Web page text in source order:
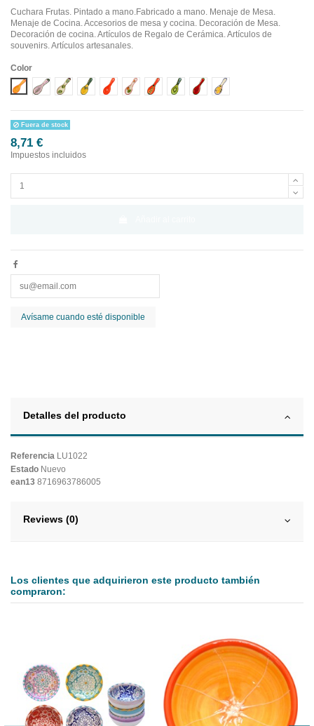
Cuchara Frutas. Pintado a mano.Fabricado a mano. Menaje de Mesa.
Menaje de Cocina. Accesorios de mesa y cocina. Decoración de Mesa.
Decoración de cocina. Artículos de Regalo de Cerámica. Artículos de
souvenirs. Artículos artesanales.
Color
Diseño 1Diseño 10Diseño 2Diseño 3Diseño 4Diseño 5Diseño 6Diseño 7Diseño 8Diseño 9
Fuera de stock
8,71 €
Impuestos incluidos
Detalles del producto
Referencia LU1022
Estado Nuevo
ean13 8716963786005
Reviews (0)
Los clientes que adquirieron este producto también
compraron: